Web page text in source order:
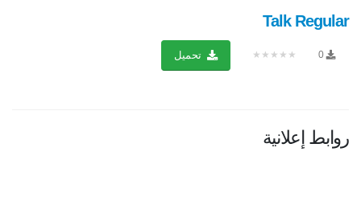
Talk Regular
0
★★★★★ تحميل
روابط إعلانية